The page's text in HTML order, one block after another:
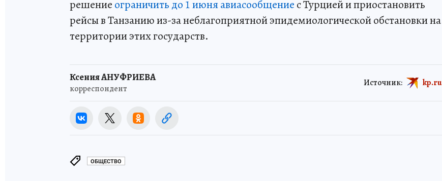
решение ограничить до 1 июня авиасообщение с Турцией и приостановить
рейсы в Танзанию из-за неблагоприятной эпидемиологической обстановки на
территории этих государств.
Ксения АНУФРИЕВА
корреспондент
Источник: kp.ru
ОБЩЕСТВО